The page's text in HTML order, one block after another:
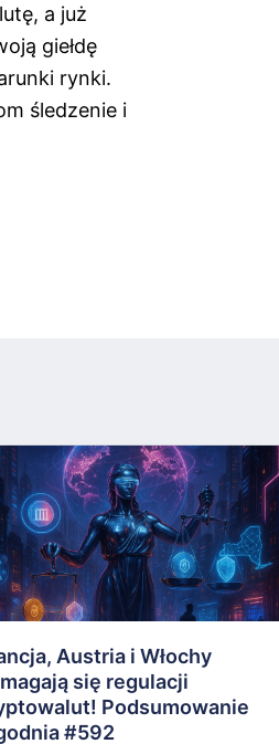
a już
giełdę
rynki.
śledzenie i
Austria i Włochy
się regulacji
Podsumowanie
#592